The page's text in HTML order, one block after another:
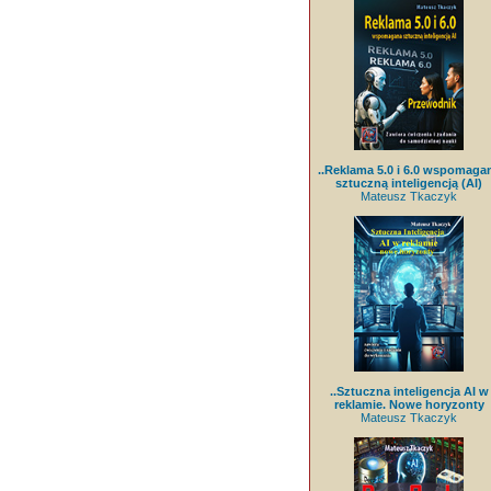
..Reklama 5.0 i 6.0
sztuczną inteligencją (AI)
Mateusz Tkaczyk
..Sztuczna inteligencja AI w
reklamie. Nowe horyzonty
Mateusz Tkaczyk